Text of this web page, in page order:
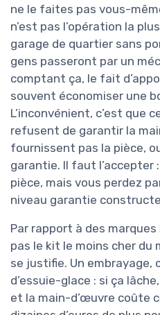
ne le faites pas vous-
n’est pas l’opération la
garage de quartier sans
gens passeront par un
comptant ça, le fait
souvent économiser une
L’inconvénient, c’est que
refusent de garantir la
fournissent pas la pièce,
garantie. Il faut l’accepter
pièce, mais vous perdez
niveau garantie
Par rapport à des marques
pas le kit le moins cher du
se justifie. Un embrayage,
d’essuie-glace : si ça
et la main-d’œuvre coûte